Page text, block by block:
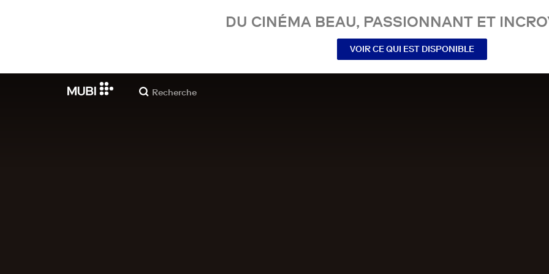
DU CINÉMA BEAU, PASSIONNANT ET
VOIR CE QUI EST DISPONIBLE